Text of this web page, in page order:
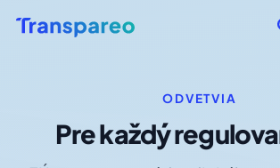
ODVETVIA
Pre každý